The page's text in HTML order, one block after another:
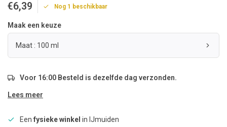
€6,39 Nog 1 beschikbaar
Maak een keuze
Maat : 100 ml
Voor 16:00 Besteld is dezelfde dag verzonden.
Lees meer
Een fysieke winkel in IJmuiden